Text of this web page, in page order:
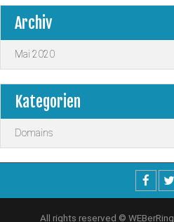
Archiv
Mai 2020
Kategorien
Domains
All rights reserved © WEBerRing